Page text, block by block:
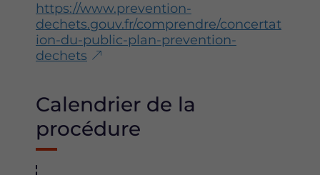
https://www.prevention-
dechets.gouv.fr/comprendre/concertat
ion-du-public-plan-prevention-
dechets
Calendrier de la
procédure